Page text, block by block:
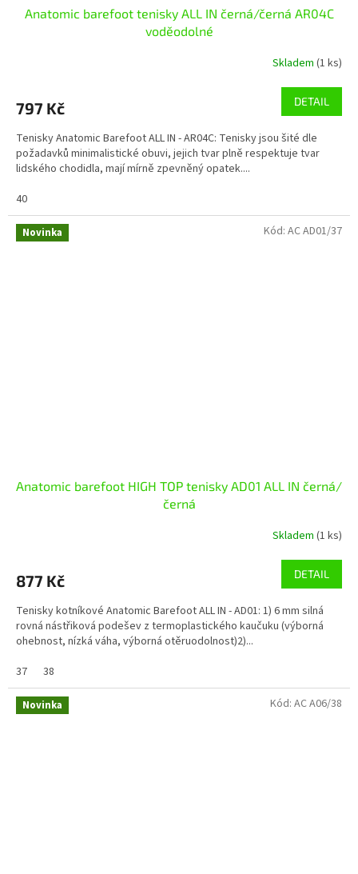
Anatomic barefoot tenisky ALL IN černá/černá AR04C
voděodolné
Skladem (1 ks)
797 Kč DETAIL
Tenisky Anatomic Barefoot ALL IN - AR04C: Tenisky jsou šité dle
požadavků minimalistické obuvi, jejich tvar plně respektuje tvar
lidského chodidla, mají mírně zpevněný opatek....
40
Novinka
Anatomic barefoot HIGH TOP tenisky AD01 ALL IN černá/
černá
Skladem (1 ks)
877 Kč DETAIL
Tenisky kotníkové Anatomic Barefoot ALL IN - AD01: 1) 6 mm silná
rovná nástřiková podešev z termoplastického kaučuku (výborná
ohebnost, nízká váha, výborná otěruodolnost)2)...
37
38
Kód: AC AD01/37
Novinka Kód: AC A06/38